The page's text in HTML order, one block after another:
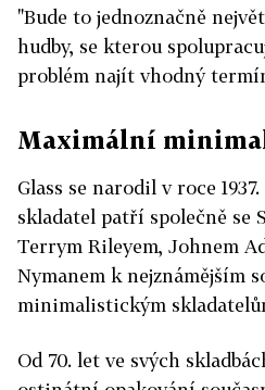
"Bude to jednoznačně
hudby, se kterou
problém najít vhodný
Maximální
Glass se narodil v roce
skladatel patří společně se
Terrym Rileyem, Johnem
Nymanem k nejznámějším
minimalistickým
Od 70. let ve svých